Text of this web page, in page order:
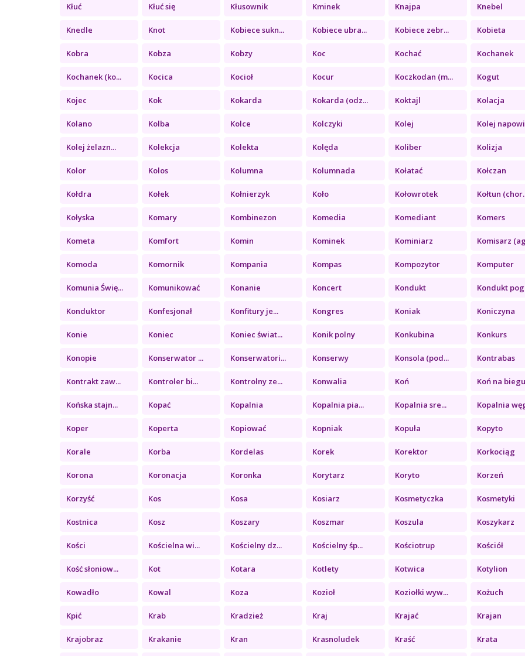
Kłuć Kłuć się Kłusownik Kminek Knajpa Knebel
Knedle Knot Kobiece sukn... Kobiece ubra... Kobiece zebr... Kobieta
Kobra Kobza Kobzy Koc Kochać Kochanek
Kochanek (ko... Kocica Kocioł Kocur Koczkodan (m... Kogut
Kojec Kok Kokarda Kokarda (odz... Koktajl Kolacja
Kolano Kolba Kolce Kolczyki Kolej Kolej
Kolej żelazn... Kolekcja Kolekta Kolęda Koliber Kolizja
Kolor Kolos Kolumna Kolumnada Kołatać Kołczan
Kołdra Kołek Kołnierzyk Koło Kołowrotek Kołtun
Kołyska Komary Kombinezon Komedia Komediant Komers
Kometa Komfort Komin Kominek Kominiarz Komisarz
Komoda Komornik Kompania Kompas Kompozytor Komputer
Komunia Świę... Komunikować Konanie Koncert Kondukt Kondukt
Konduktor Konfesjonał Konfitury je... Kongres Koniak Koniczyna
Konie Koniec Koniec świat... Konik polny Konkubina Konkurs
Konopie Konserwator ... Konserwatori... Konserwy Konsola (pod... Kontrabas
Kontrakt zaw... Kontroler bi... Kontrolny ze... Konwalia Koń Koń na
Końska stajn... Kopać Kopalnia Kopalnia pia... Kopalnia sre... Kopalnia
Koper Koperta Kopiować Kopniak Kopuła Kopyto
Korale Korba Kordelas Korek Korektor Korkociąg
Korona Koronacja Koronka Korytarz Koryto Korzeń
Korzyść Kos Kosa Kosiarz Kosmetyczka Kosmetyki
Kostnica Kosz Koszary Koszmar Koszula Koszykarz
Kości Kościelna wi... Kościelny dz... Kościelny śp... Kościotrup Kościół
Kość słoniow... Kot Kotara Kotlety Kotwica Kotylion
Kowadło Kowal Koza Kozioł Koziołki wyw... Kożuch
Kpić Krab Kradzież Kraj Krajać Krajan
Krajobraz Krakanie Kran Krasnoludek Kraść Krata